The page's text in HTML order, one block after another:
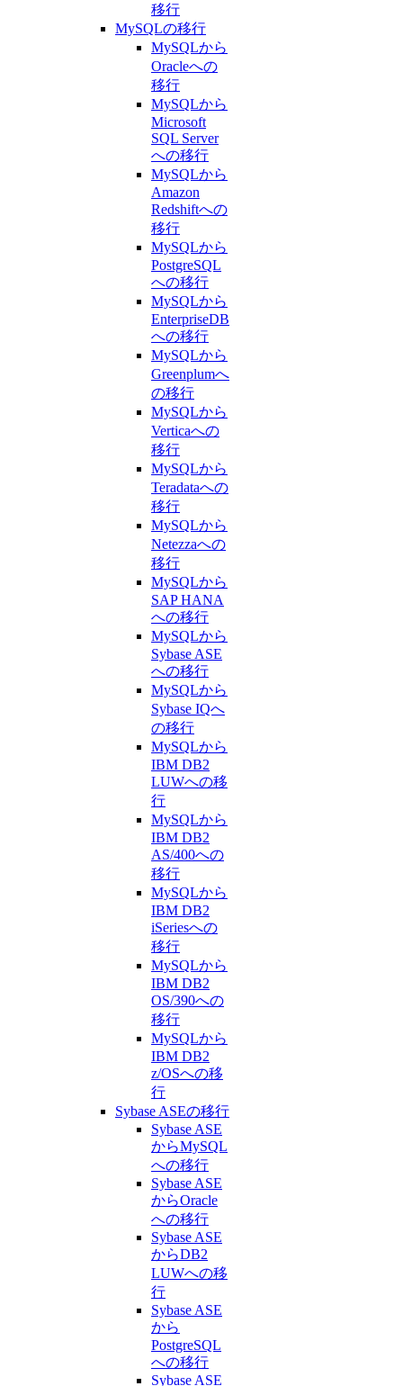
移行
MySQLの移行
MySQLから
Oracleへの
移行
MySQLから
Microsoft
SQL Server
への移行
MySQLから
Amazon
Redshiftへの
移行
MySQLから
PostgreSQL
への移行
MySQLから
EnterpriseDB
への移行
MySQLから
Greenplumへ
の移行
MySQLから
Verticaへの
移行
MySQLから
Teradataへの
移行
MySQLから
Netezzaへの
移行
MySQLから
SAP HANA
への移行
MySQLから
Sybase ASE
への移行
MySQLから
Sybase IQへ
の移行
MySQLから
IBM DB2
LUWへの移
行
MySQLから
IBM DB2
AS/400への
移行
MySQLから
IBM DB2
iSeriesへの
移行
MySQLから
IBM DB2
OS/390への
移行
MySQLから
IBM DB2
z/OSへの移
行
Sybase ASEの移行
Sybase ASE
からMySQL
への移行
Sybase ASE
からOracle
への移行
Sybase ASE
からDB2
LUWへの移
行
Sybase ASE
から
PostgreSQL
への移行
Sybase ASE